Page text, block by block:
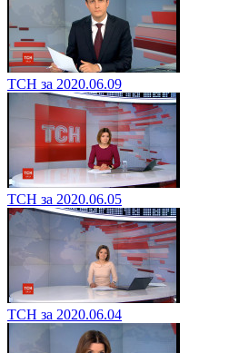
ТСН за 2020.06.09
ТСН за 2020.06.05
ТСН за 2020.06.04